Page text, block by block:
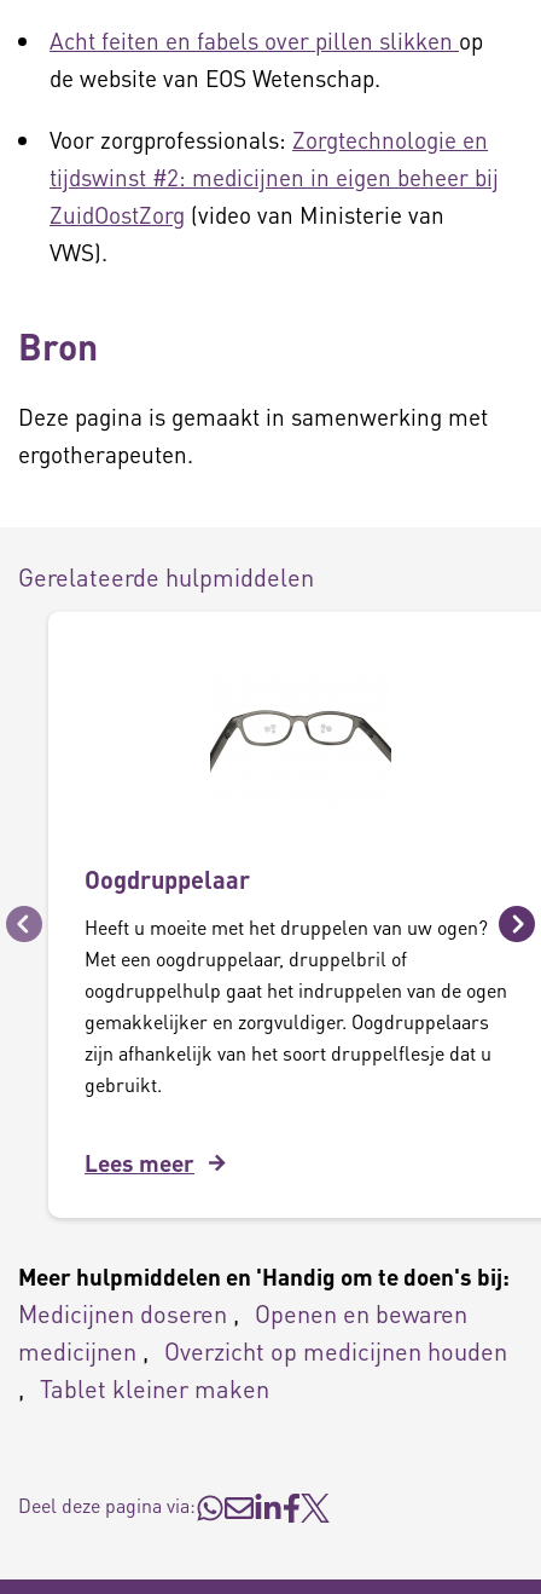
Acht feiten en fabels over pillen slikken op
de website van EOS Wetenschap.
Voor zorgprofessionals: Zorgtechnologie en
tijdswinst #2: medicijnen in eigen beheer bij
ZuidOostZorg (video van Ministerie van
VWS).
Bron
Deze pagina is gemaakt in samenwerking met
ergotherapeuten.
Gerelateerde hulpmiddelen
Vorige
Oogdruppelaar
Heeft u moeite met het druppelen van uw ogen?
Met een oogdruppelaar, druppelbril of
oogdruppelhulp gaat het indruppelen van de ogen
gemakkelijker en zorgvuldiger. Oogdruppelaars
zijn afhankelijk van het soort druppelflesje dat u
gebruikt.
Lees meer
Meer hulpmiddelen en 'Handig om te doen's bij:
Medicijnen doseren
Openen en bewaren
medicijnen
Overzicht op medicijnen houden
Tablet kleiner maken
Deel deze pagina via: